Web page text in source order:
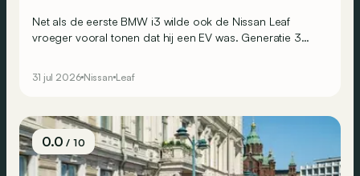
Net als de eerste BMW i3 wilde ook de Nissan Leaf
vroeger vooral tonen dat hij een EV was. Generatie 3
31 jul 2026 Nissan Leaf
0.0/ 10